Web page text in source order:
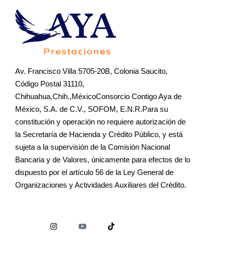
Av. Francisco Villa 5705-20B, Colonia Saucito,
Código Postal 31110,
Chihuahua,Chih.,MéxicoConsorcio Contigo Aya de
México, S.A. de C.V., SOFOM, E.N.R.Para su
constitución y operación no requiere autorización de
la Secretaría de Hacienda y Crédito Público, y está
sujeta a la supervisión de la Comisión Nacional
Bancaria y de Valores, únicamente para efectos de lo
dispuesto por el artículo 56 de la Ley General de
Organizaciones y Actividades Auxiliares del Crédito.